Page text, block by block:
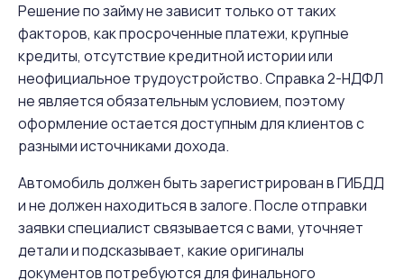
Решение по займу не зависит только от таких
факторов, как просроченные платежи, крупные
кредиты, отсутствие кредитной истории или
неофициальное трудоустройство. Справка 2-НДФЛ
не является обязательным условием, поэтому
оформление остается доступным для клиентов с
разными источниками дохода.
Автомобиль должен быть зарегистрирован в ГИБДД
и не должен находиться в залоге. После отправки
заявки специалист связывается с вами, уточняет
детали и подсказывает, какие оригиналы
документов потребуются для финального